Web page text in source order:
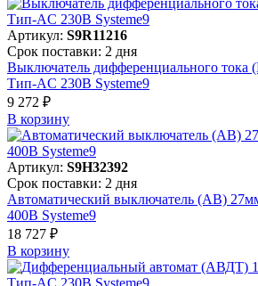
Артикул: S9R11216
Срок поставки: 2 дня
Выключатель дифференциального
Тип-AC 230В Systeme9
9 272 ₽
В корзинy
Артикул: S9H32392
Срок поставки: 2 дня
Автоматический выключатель (АВ)
400В Systeme9
18 727 ₽
В корзинy